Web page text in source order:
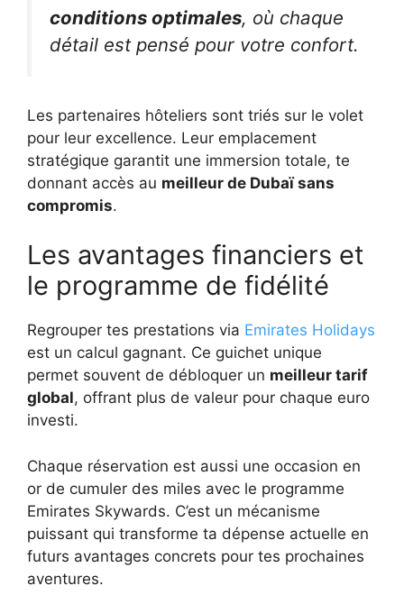
conditions optimales, où chaque
détail est pensé pour votre confort.
Les partenaires hôteliers sont triés sur le volet
pour leur excellence. Leur emplacement
stratégique garantit une immersion totale, te
donnant accès au meilleur de Dubaï sans
compromis.
Les avantages financiers et
le programme de fidélité
Regrouper tes prestations via Emirates Holidays
est un calcul gagnant. Ce guichet unique
permet souvent de débloquer un meilleur tarif
global, offrant plus de valeur pour chaque euro
investi.
Chaque réservation est aussi une occasion en
or de cumuler des miles avec le programme
Emirates Skywards. C’est un mécanisme
puissant qui transforme ta dépense actuelle en
futurs avantages concrets pour tes prochaines
aventures.